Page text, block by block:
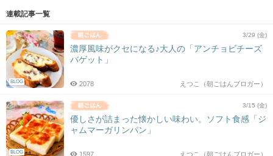
連載記事一覧
BLOG
3/29 (金)
濃厚風味がクセになる♪大人の「アンチョビチーズ
バゲット」
えつこ（朝ごはんブロガー）
2078
BLOG
3/15 (金)
優しさが詰まった懐かしい味わい。ソフト食感「ジ
ャムマーガリンパン」
えつこ（朝ごはんブロガー）
1597